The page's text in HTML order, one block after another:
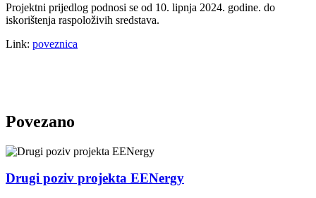
Projektni prijedlog podnosi se od 10. lipnja 2024. godine. do
iskorištenja raspoloživih sredstava.
Link: poveznica
Povezano
Drugi poziv projekta EENergy